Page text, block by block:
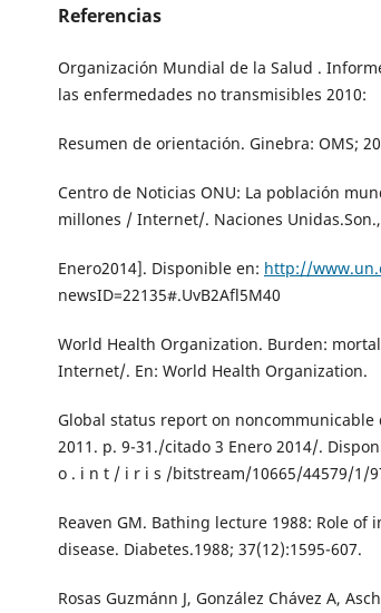
Referencias
Organización Mundial de la Salud .
las enfermedades no transmisibles 2010:
Resumen de orientación. Ginebra: OMS;
Centro de Noticias ONU: La población
millones / Internet/. Naciones
Enero2014]. Disponible en: http://
newsID=22135#.UvB2Afl5M40
World Health Organization. Burden:
Internet/. En: World Health Organization.
Global status report on noncommunicable
2011. p. 9-31./citado 3 Enero 2014/.
o . i n t / i r i s /bitstream/10665/44579/1/
Reaven GM. Bathing lecture 1988: Role
disease. Diabetes.1988; 37(12):1595-607.
Rosas Guzmánn J, González Chávez A,